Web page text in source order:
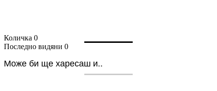
Количка 0
Последно видяни 0
Може би ще харесаш и..